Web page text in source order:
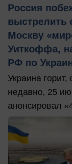
Россия
выстрелить
Москву
Уиткоффа,
РФ по
Украина горит,
недавно, 25
анонсировал